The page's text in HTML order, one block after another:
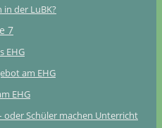
der LuBK?
7
EHG
am EHG
EHG
oder Schüler machen Unterricht